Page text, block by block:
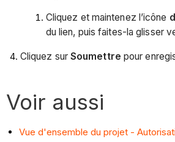
Cliquez et maintenez l’icône
du lien, puis faites-la glisser
Cliquez sur Soumettre pour
Voir aussi
Vue d'ensemble du projet -